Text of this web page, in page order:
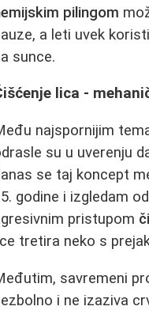
pilingom
a leti uvek
sunce.
lica -
najspornijim
su u uverenju
se taj koncept
godine i izgledam
pristupom
tretira neko s
savremeni
i ne izaziva